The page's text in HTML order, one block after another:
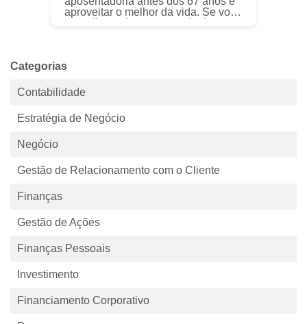
aproveitar o melhor da vida. Se você
quer dizer adeus ao mundo do
Categorias
Contabilidade
Estratégia de Negócio
Negócio
Gestão de Relacionamento com o Cliente
Finanças
Gestão de Ações
Finanças Pessoais
Investimento
Financiamento Corporativo